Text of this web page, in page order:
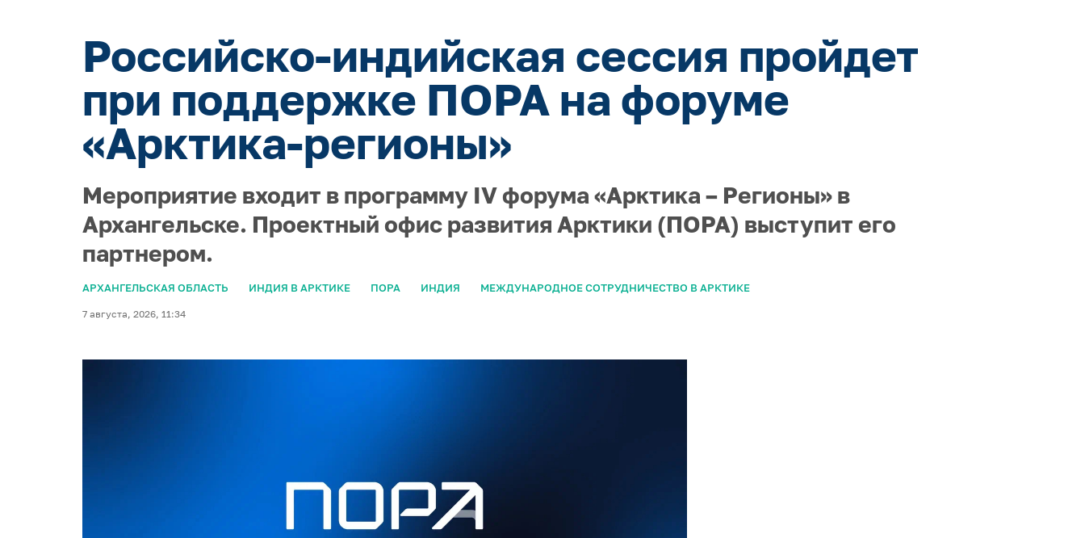
Российско-индийская сессия пройдет
при поддержке ПОРА на форуме
«Арктика-регионы»
Мероприятие входит в программу IV форума «Арктика – Регионы» в
Архангельске. Проектный офис развития Арктики (ПОРА) выступит его
партнером.
АРХАНГЕЛЬСКАЯ ОБЛАСТЬ ИНДИЯ В АРКТИКЕ ПОРА ИНДИЯ МЕЖДУНАРОДНОЕ СОТРУДНИЧЕСТВО В АРКТИКЕ
7 августа, 2026, 11:34